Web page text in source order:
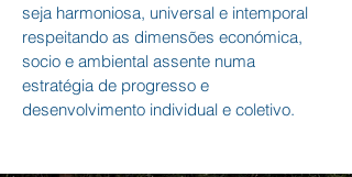
seja harmoniosa, universal e intemporal
respeitando as dimensões económica,
socio e ambiental assente numa
estratégia de progresso e
desenvolvimento individual e coletivo.